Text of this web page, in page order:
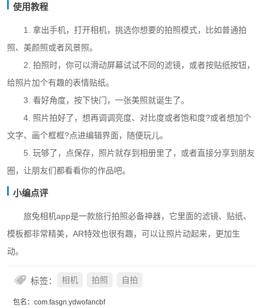
使用教程
1. 拿出手机，打开相机，挑选你想要的拍照模式，比如普通拍
照、美颜照或者风景照。
2. 拍照时，你可以滑动屏幕试试不同的滤镜，或者按贴纸按钮，
给照片加个有趣的表情贴纸。
3. 看好角度，按下快门，一张美照就诞生了。
4. 照片拍好了，想再调调亮度、对比度或者饱和度?或者想加个
文字、画个框框?点进编辑界面，随便玩儿。
5. 玩够了，点保存，照片就存到相册里了，或者直接分享到朋友
圈，让朋友们都看看你的作品吧。
小编点评
旅兔相机app是一款旅行拍照必备神器，它里面的滤镜、贴纸、
模板都非常精美，AR特效也很有趣，可以让照片动起来，更加生
动。
标签： 相机 拍照 自拍
包名：com.fasgn.ydwofancbf